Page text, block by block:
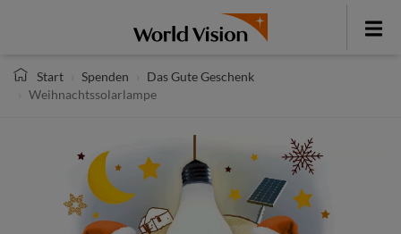
Toggle
Start
Spenden
Das Gute Geschenk
Weihnachtssolarlampe